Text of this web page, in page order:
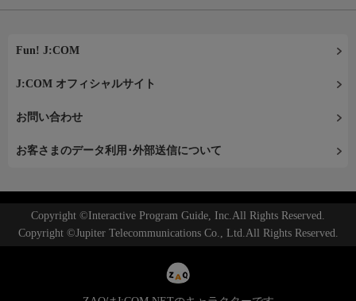
Fun! J:COM
J:COM オフィシャルサイト
お問い合わせ
お客さまのデータ利用･外部送信について
Copyright ©Interactive Program Guide, Inc.All Rights Reserved.
Copyright ©Jupiter Telecommunications Co., Ltd.All Rights Reserved.